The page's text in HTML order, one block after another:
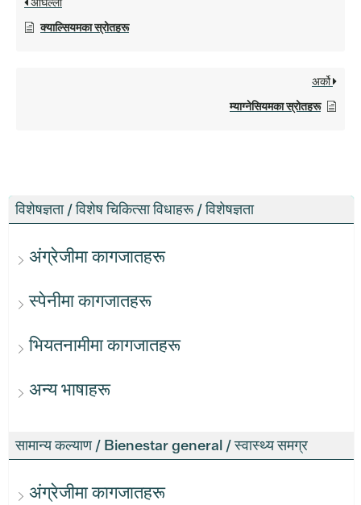
विशेषज्ञता / विशेष चिकित्सा विधाहरू / विशेषज्ञता
अंग्रेजीमा कागजातहरू
स्पेनीमा कागजातहरू
भियतनामीमा कागजातहरू
अन्य भाषाहरू
सामान्य कल्याण / Bienestar general / स्वास्थ्य समग्र
अंग्रेजीमा कागजातहरू
क्याल्सियमका स्रोतहरू
अर्को
म्याग्नेसियमका स्रोतहरू